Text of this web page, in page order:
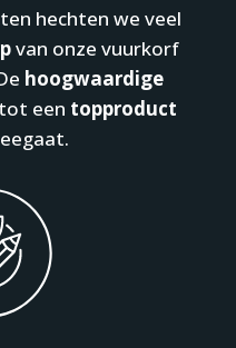
hechten we veel
van onze vuurkorf
hoogwaardige
een topproduct